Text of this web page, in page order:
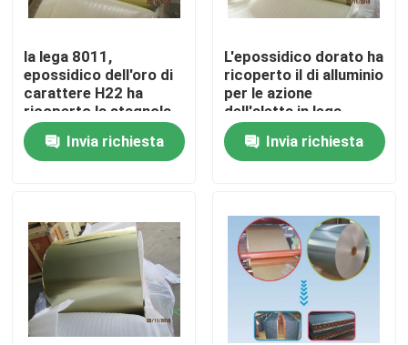
Su di noi
Visita alla fabbrica
Controllo della qualità
Contattaci
Notizie
Casi
la lega 8011,
epossidico dell'oro di
carattere H22 ha
ricoperto la stagnola
di alluminio del
condizionatore d'aria
per le azione
calore
Invia richiesta
L'epossidico dorato ha
ricoperto il di alluminio
per le azione
dell'aletta in lega
8079, il carattere H22,
lo spessore 0,008" del
condizionatore d'aria
Invia richiesta